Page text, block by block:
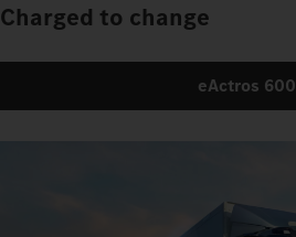
Charged to change
eActros 600